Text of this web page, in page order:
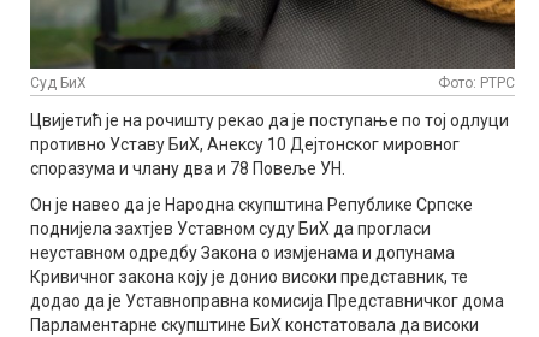
Суд БиХ Фото: РТРС
Цвијетић је на рочишту рекао да је поступање по тој одлуци
противно Уставу БиХ, Анексу 10 Дејтонског мировног
споразума и члану два и 78 Повеље УН.
Он је навео да је Народна скупштина Републике Српске
поднијела захтјев Уставном суду БиХ да прогласи
неуставном одредбу Закона о измјенама и допунама
Кривичног закона коју је донио високи представник, те
додао да је Уставноправна комисија Представничког дома
Парламентарне скупштине БиХ констатовала да високи